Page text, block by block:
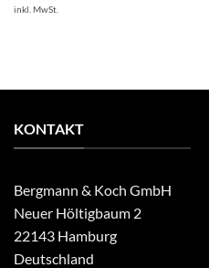
inkl. MwSt.
KONTAKT
Bergmann & Koch GmbH
Neuer Höltigbaum 2
22143 Hamburg
Deutschland